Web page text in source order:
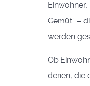
Gemüt“ –
werden
Ob
denen, die